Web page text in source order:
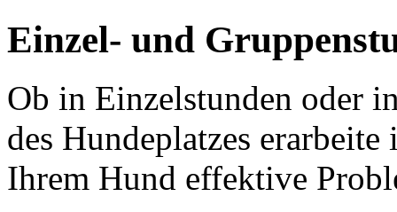
Einzel- und
Ob in Einzelstunden oder
des Hundeplatzes
Ihrem Hund effektive